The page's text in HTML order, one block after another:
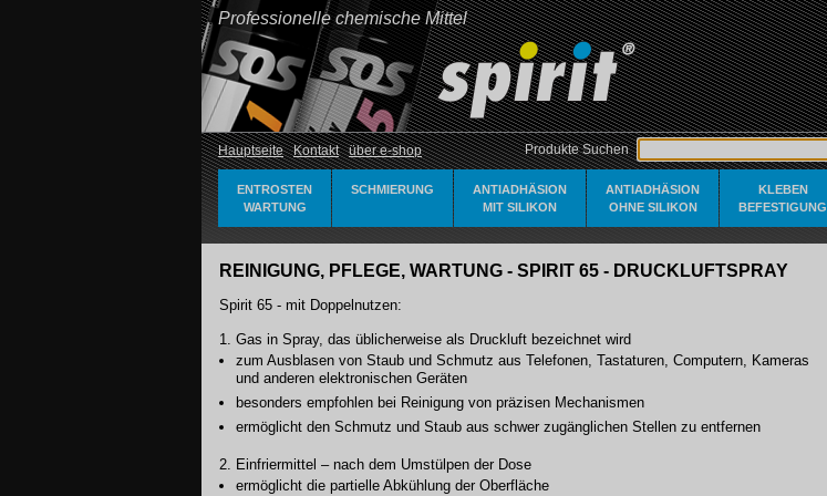
Professionelle chemische Mittel
Hauptseite Kontakt über e-shop Produkte Suchen
ENTROSTEN
WARTUNG
SCHMIERUNG
ANTIADHÄSION
MIT SILIKON
ANTIADHÄSION
OHNE SILIKON
KLEBEN
BEFESTIGUNG
REINIGUNG, PFLEGE, WARTUNG - SPIRIT 65 - DRUCKLUFTSPRAY
Spirit 65 - mit Doppelnutzen:
1. Gas in Spray, das üblicherweise als Druckluft bezeichnet wird
zum Ausblasen von Staub und Schmutz aus Telefonen, Tastaturen, Computern, Kameras
und anderen elektronischen Geräten
besonders empfohlen bei Reinigung von präzisen Mechanismen
ermöglicht den Schmutz und Staub aus schwer zugänglichen Stellen zu entfernen
2. Einfriermittel – nach dem Umstülpen der Dose
ermöglicht die partielle Abkühlung der Oberfläche